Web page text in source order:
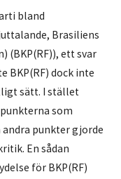
bland
Brasiliens
(BKP(RF)), ett svar
BKP(RF) dock inte
sätt. I stället
som
andra punkter gjorde
En sådan
för BKP(RF)